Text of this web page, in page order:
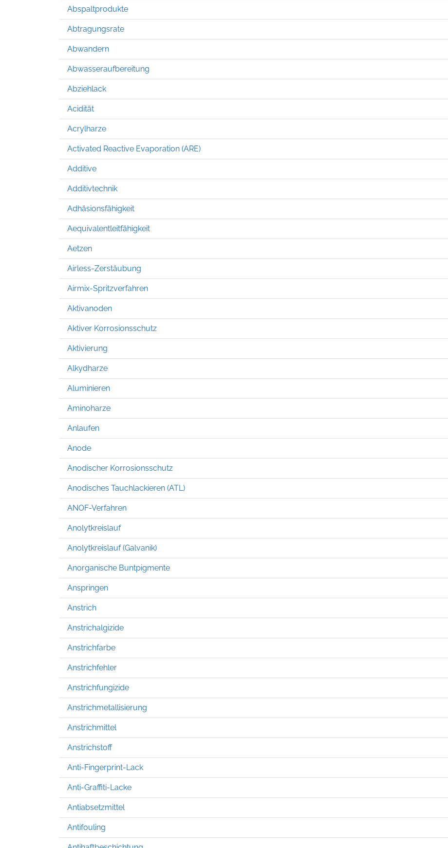
Abspaltprodukte
Abtragungsrate
Abwandern
Abwasseraufbereitung
Abziehlack
Acidität
Acrylharze
Activated Reactive Evaporation (ARE)
Additive
Additivtechnik
Adhäsionsfähigkeit
Aequivalentleitfähigkeit
Aetzen
Airless-Zerstäubung
Airmix-Spritzverfahren
Aktivanoden
Aktiver Korrosionsschutz
Aktivierung
Alkydharze
Aluminieren
Aminoharze
Anlaufen
Anode
Anodischer Korrosionsschutz
Anodisches Tauchlackieren (ATL)
ANOF-Verfahren
Anolytkreislauf
Anolytkreislauf (Galvanik)
Anorganische Buntpigmente
Anspringen
Anstrich
Anstrichalgizide
Anstrichfarbe
Anstrichfehler
Anstrichfungizide
Anstrichmetallisierung
Anstrichmittel
Anstrichstoff
Anti-Fingerprint-Lack
Anti-Graffiti-Lacke
Antiabsetzmittel
Antifouling